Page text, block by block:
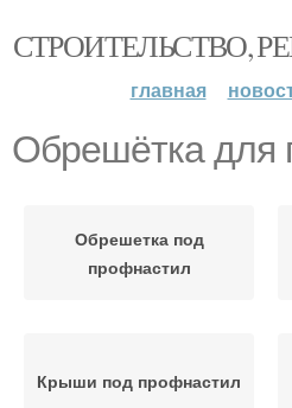
СТРОИТЕЛЬСТВО,
главная
Обрешётка для
Обрешетка под
профнастил
Крыши под профнастил